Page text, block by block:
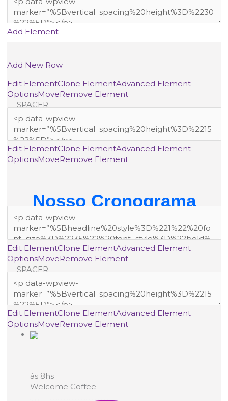
Add Element
Add New Row
Edit ElementClone ElementAdvanced Element
OptionsMoveRemove Element
— SPACER —
Edit ElementClone ElementAdvanced Element
OptionsMoveRemove Element
Nosso Cronograma
Edit ElementClone ElementAdvanced Element
OptionsMoveRemove Element
— SPACER —
Edit ElementClone ElementAdvanced Element
OptionsMoveRemove Element
às 8hs
Welcome Coffee